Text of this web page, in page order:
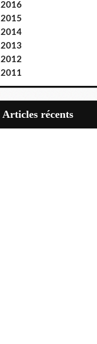
2016
2015
2014
2013
2012
2011
articles récents